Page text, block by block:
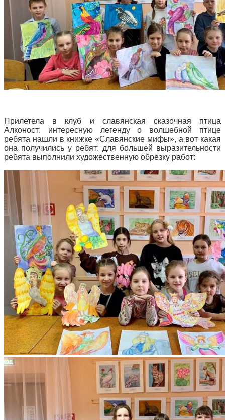
Прилетела в клуб и славянская сказочная птица
Алконост: интересную легенду о волшебной птице
ребята нашли в книжке «Славянские мифы», а вот какая
она получились у ребят: для большей выразительности
ребята выполнили художественную обрезку работ: